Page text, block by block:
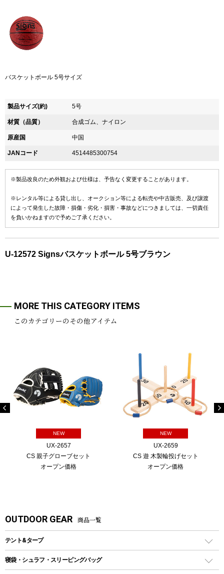
バスケットボール 5号サイズ
製品サイズ(約) 5号
材質（品質） 合成ゴム、ナイロン
原産国 中国
JANコード 4514485300754
※製品改良のため外観および仕様は、予告なく変更することがあります。
※レンタル等による貸し出し、オークション等による転売や中古販売、及び譲渡
によって発生した故障・損傷・劣化・損害・事故などにつきましては、一切責任
を負いかねますので予めご了承ください。
U-12572 Signsバスケットボール 5号ブラウン
MORE THIS CATEGORY ITEMS
このカテゴリーのその他アイテム
NEW
UX-2657
CS 親子グローブセット
オープン価格
NEW
UX-2659
CS 遊 木製輪投げセット
オープン価格
OUTDOOR GEAR 商品一覧
テント&タープ
テント
寝袋・シュラフ・スリーピングバッグ